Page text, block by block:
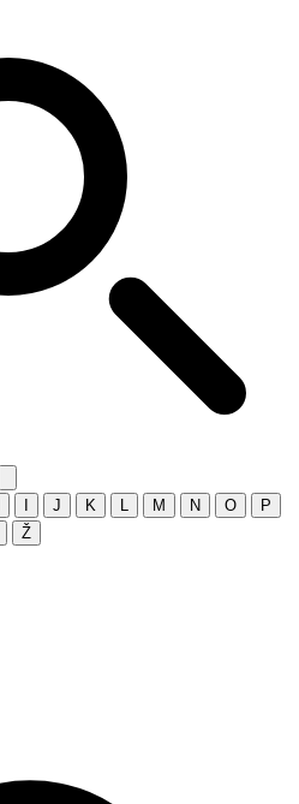
J K M N O
P
Ž